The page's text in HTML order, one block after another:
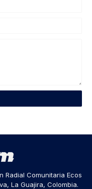
Radial Comunitaria Ecos
La Guajira, Colombia.